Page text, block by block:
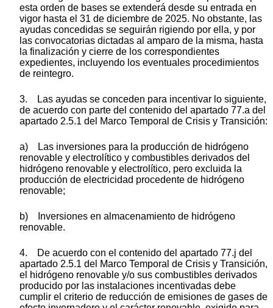
esta orden de bases se extenderá desde su entrada en
vigor hasta el 31 de diciembre de 2025. No obstante, las
ayudas concedidas se seguirán rigiendo por ella, y por
las convocatorias dictadas al amparo de la misma, hasta
la finalización y cierre de los correspondientes
expedientes, incluyendo los eventuales procedimientos
de reintegro.
3. Las ayudas se conceden para incentivar lo siguiente,
de acuerdo con parte del contenido del apartado 77.a del
apartado 2.5.1 del Marco Temporal de Crisis y Transición:
a) Las inversiones para la producción de hidrógeno
renovable y electrolítico y combustibles derivados del
hidrógeno renovable y electrolítico, pero excluida la
producción de electricidad procedente de hidrógeno
renovable;
b) Inversiones en almacenamiento de hidrógeno
renovable.
4. De acuerdo con el contenido del apartado 77.j del
apartado 2.5.1 del Marco Temporal de Crisis y Transición,
el hidrógeno renovable y/o sus combustibles derivados
producido por las instalaciones incentivadas debe
cumplir el criterio de reducción de emisiones de gases de